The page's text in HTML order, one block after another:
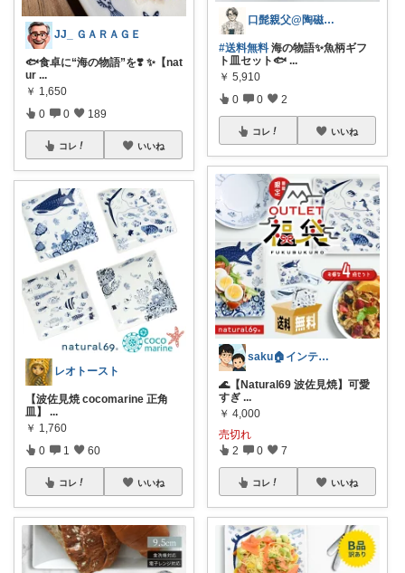
JJ_ ＧＡＲＡＧＥ
🐟食卓に“海の物語”を❣️ ✨【nat
ur ...
￥ 1,650
0 0 189
コレ いいね
レオトースト
【波佐見焼 cocomarine 正角
皿】
...
￥ 1,760
0 1 60
コレ いいね
口髭親父@陶磁器やインテリア雑貨好き
#送料無料 海の物語✨魚柄ギフ
ト皿セット🐟 ...
￥ 5,910
0 0 2
コレ いいね
saku🏠インテリア🪑雑貨
🌊【Natural69 波佐見焼】可愛
すぎ ...
￥ 4,000
売切れ
2 0 7
コレ いいね